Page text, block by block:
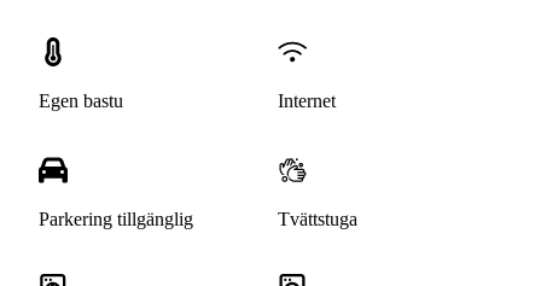
Egen bastu Internet
Parkering tillgänglig Tvättstuga